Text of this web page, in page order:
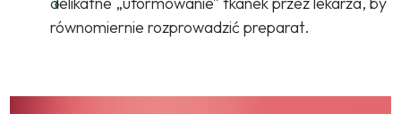
równomiernie rozprowadzić preparat.